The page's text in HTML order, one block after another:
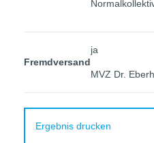
Fremdversand
ja
MVZ Dr.
Ergebnis drucken